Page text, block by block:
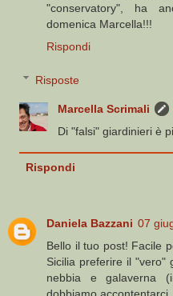
"conservatory", ha
domenica Marcella!!!
Rispondi
Risposte
Marcella Scrimali
Di "falsi" giardinieri è
Rispondi
Daniela Bazzani 07
Bello il tuo post! Facile
Sicilia preferire il "vero"
nebbia e galaverna
dobbiamo accontentarci.